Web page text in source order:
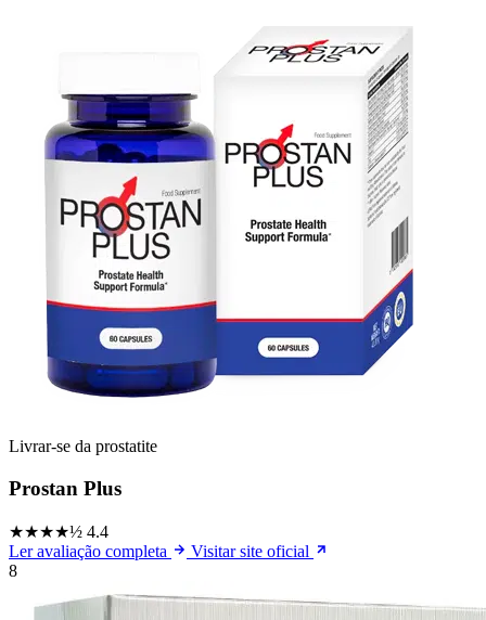
Livrar-se da prostatite
Prostan Plus
★★★★½ 4.4
Ler avaliação completa
Visitar site oficial
8